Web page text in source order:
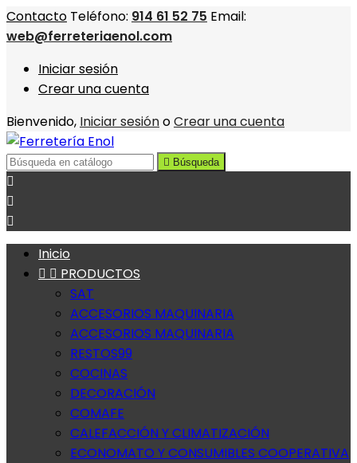
Contacto Teléfono: 914 61 52 75 Email:
web@ferreteriaenol.com
Iniciar sesión
Crear una cuenta
Bienvenido, Iniciar sesiónoCrear una cuenta
 Búsqueda



Inicio
  PRODUCTOS
SAT
ACCESORIOS MAQUINARIA
ACCESORIOS MAQUINARIA
RESTOS99
COCINAS
DECORACIÓN
COMAFE
CALEFACCIÓN Y CLIMATIZACIÓN
ECONOMATO Y CONSUMIBLES COOPERATIVA